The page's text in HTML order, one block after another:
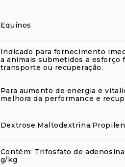
Equinos
Indicado para fornecimento
a animais submetidos a esforço
transporte ou recuperação.
Para aumento de energia e
melhora da performance e
Contém: Trifosfato de adenosina
g/kg